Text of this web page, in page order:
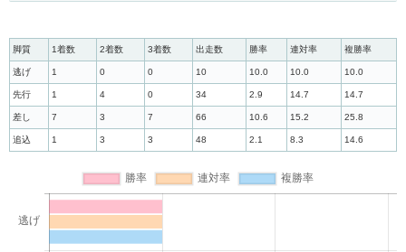
脚質 1着数 2着数 3着数 出走数 勝率 連対率 複勝率
逃げ 1 0 0 10 10.0 10.0 10.0
先行 1 4 0 34 2.9 14.7 14.7
差し 7 3 7 66 10.6 15.2 25.8
追込 1 3 3 48 2.1 8.3 14.6